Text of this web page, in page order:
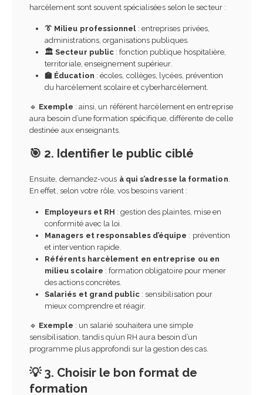
harcèlement sont souvent spécialisées selon le secteur :
👔 Milieu professionnel: entreprises privées,
administrations, organisations publiques.
🏛️ Secteur public : fonction publique hospitalière,
territoriale, enseignement supérieur.
🏫 Éducation : écoles, collèges, lycées, prévention
du harcèlement scolaire et cyberharcèlement.
🔹 Exemple : ainsi, un référent harcèlement en entreprise
aura besoin d’une formation spécifique, différente de celle
destinée aux enseignants.
🎯 2. Identifier le public ciblé
Ensuite, demandez-vous à qui s’adresse la formation.
En effet, selon votre rôle, vos besoins varient :
Employeurs et RH : gestion des plaintes, mise en
conformité avec la loi.
Managers et responsables d’équipe : prévention
et intervention rapide.
Référents harcèlement en entreprise ou en
milieu scolaire : formation obligatoire pour mener
des actions concrètes.
Salariés et grand public: sensibilisation pour
mieux comprendre et réagir.
🔹 Exemple : un salarié souhaitera une simple
sensibilisation, tandis qu’un RH aura besoin d’un
programme plus approfondi sur la gestion des cas.
💡 3. Choisir le bon format de
formation